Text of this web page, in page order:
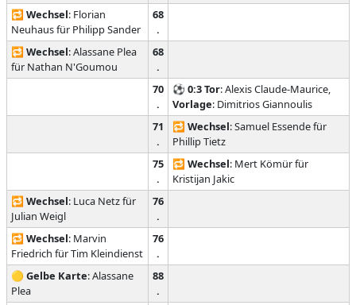
🔁 Wechsel: Florian
Neuhaus für Philipp Sander
68
.
🔁 Wechsel: Alassane Plea
für Nathan N'Goumou
68
.
70
.
⚽ 0:3Tor: Alexis Claude-Maurice,
Vorlage: Dimitrios Giannoulis
71
.
🔁 Wechsel: Samuel Essende für
Phillip Tietz
75
.
🔁 Wechsel: Mert Kömür für
Kristijan Jakic
🔁 Wechsel: Luca Netz für
Julian Weigl
76
.
🔁 Wechsel: Marvin
Friedrich für Tim Kleindienst
76
.
🟡 Gelbe Karte: Alassane
Plea
88
.